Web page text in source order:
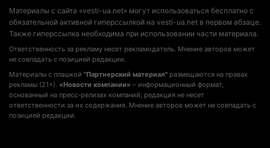
Материалы с сайта «vesti-ua.net» могут использоваться бесплатно с
обязательной активной гиперссылкой на vesti-ua.net в первом абзаце.
Также гиперссылка необходима при использовании части материала.
Ответственность за рекламу несет рекламодатель. Мнение авторов может
не совпадать с позицией редакции.
Материалы с плашкой "Партнерский материал" размещаются на правах
рекламы (21+). «Новости компании» – информационный формат,
основанный на пресс-релизах компаний; редакция не несет
ответственности за их содержание. Мнение авторов может не совпадать с
позицией редакции.